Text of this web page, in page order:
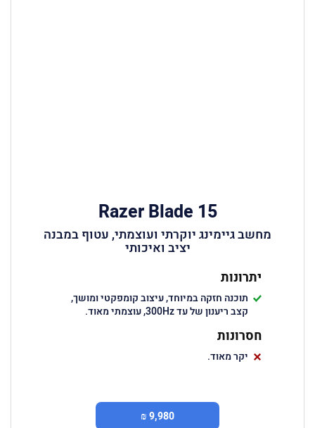
Razer Blade 15
מחשב גיימינג יוקרתי ועוצמתי, עטוף במבנה
יציב ואיכותי
יתרונות
תוכנה חזקה במיוחד, עיצוב קומפקטי ומושך,
קצב ריענון של עד 300Hz, עוצמתי מאוד.
חסרונות
יקר מאוד.
9,980 ₪